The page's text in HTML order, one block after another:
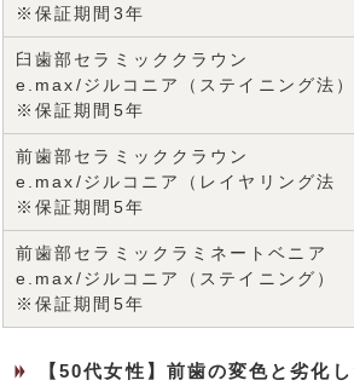
※保証期間3年
臼歯部セラミッククラウン
e.max/ジルコニア（ステイニング法）
※保証期間5年
前歯部セラミッククラウン
e.max/ジルコニア（レイヤリング法
※保証期間5年
前歯部セラミックラミネートベニア
e.max/ジルコニア（ステイニング）
※保証期間5年
【50代女性】前歯の変色と劣化